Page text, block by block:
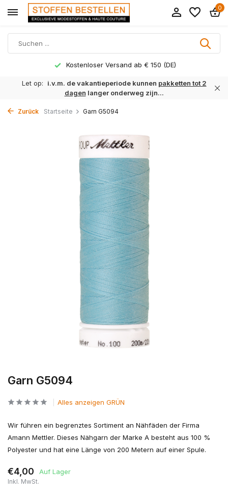
0
Kostenloser Versand ab € 150 (DE)
Let op: i.v.m. de vakantieperiode kunnen pakketten tot 2
dagen langer onderweg zijn...
Zurück Startseite Garn G5094
Garn G5094
Alles anzeigen GRÜN
Wir führen ein begrenztes Sortiment an Nähfäden der Firma
Amann Mettler. Dieses Nähgarn der Marke A besteht aus 100 %
Polyester und hat eine Länge von 200 Metern auf einer Spule.
€4,00 Auf Lager
Inkl. MwSt.